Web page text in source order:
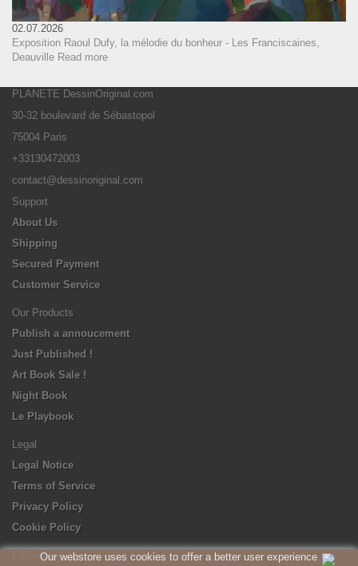
Our webstore uses cookies to offer a better user experience
02.07.2026
Exposition Raoul Dufy, la mélodie du bonheur - Les Franciscaines,
Deauville Read more
PLANETE DessinOriginal.com
30-32 boulevard de Sébastopol
75004 Paris
+33130472003
contact@dessinoriginal.com
Support
About Us
Shipping
Secured Payment
Customer Service
Our Products
Publish a annoucement
Just Published !
Art Book Sale !
Night Book
Le Playbook
Legal
Legal Notice
Terms of Service
Privacy Policy
Cookie Policy
Follow us